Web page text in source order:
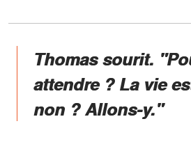
Thomas sourit.
attendre ? La vie
non ? Allons-y."